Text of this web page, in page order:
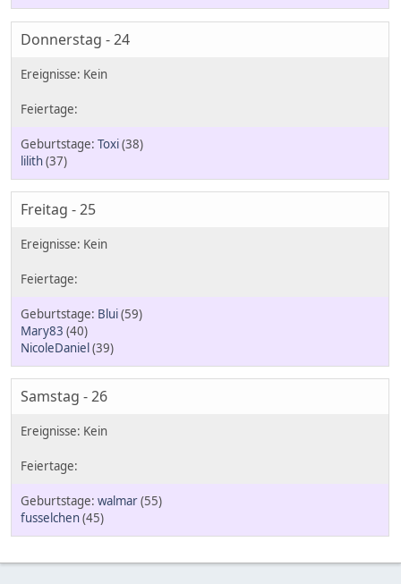
Donnerstag - 24
Toxi(38)
lilith(37)
Freitag - 25
Blui(59)
Mary83 (40)
NicoleDaniel(39)
Samstag - 26
walmar(55)
fusselchen(45)